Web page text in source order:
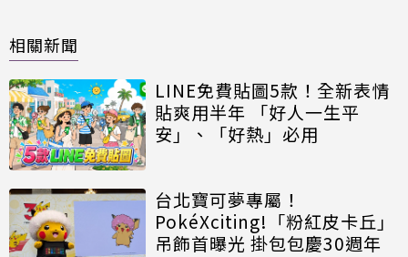
相關新聞
LINE免費貼圖5款！全新表情
貼爽用半年 「好人一生平
安」、「好熱」必用
台北寶可夢專屬！
PokéXciting!「粉紅皮卡丘」
吊飾首曝光 掛包包慶30週年